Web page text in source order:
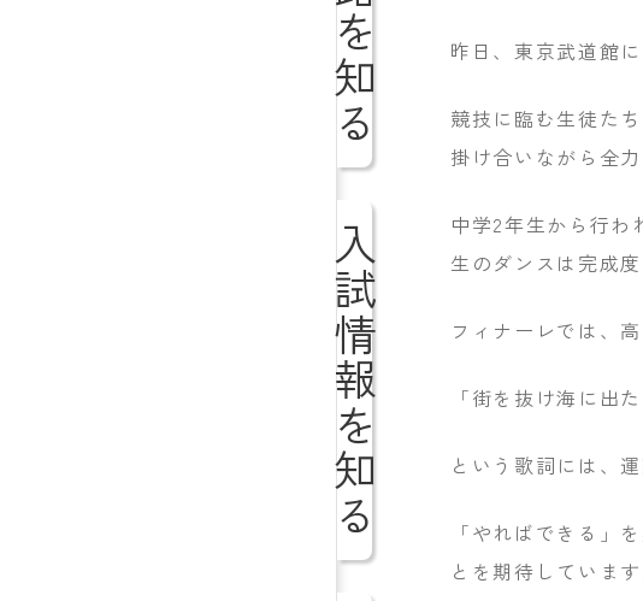
入試情報を知る
昨日、東京武道館
競技に臨む生徒た
掛け合いながら全
中学2年生から行わ
生のダンスは完成
フィナーレでは、
「街を抜け海に
という歌詞には、
「やればできる」
とを期待しています